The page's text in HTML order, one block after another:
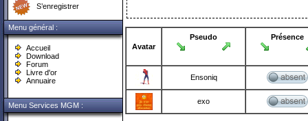
S’enregistrer
Menu général :
Accueil
Download
Forum
Livre d'or
Annuaire
Menu Services MGM :
Avatar
Pseudo Présence
Ensoniq
exo